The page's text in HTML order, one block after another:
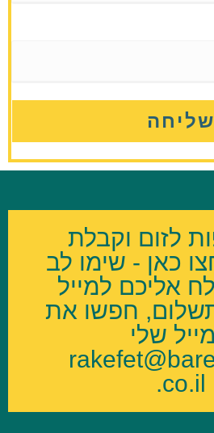
לזום וקבלת
כאן - שימו לב
אליכם למייל
חפשו את
שלי
.co.il